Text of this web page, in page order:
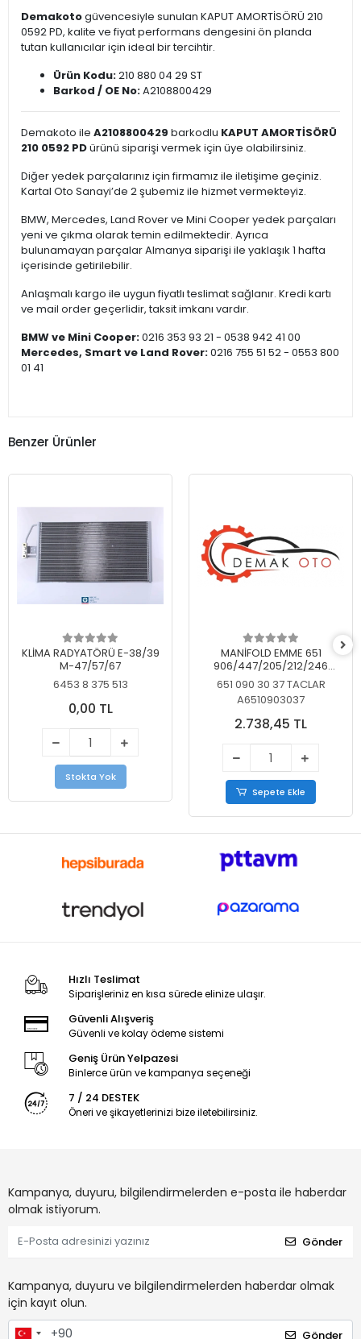
Demakotogüvencesiyle sunulan KAPUT AMORTİSÖRÜ 210
0592 PD, kalite ve fiyat performans dengesini ön planda
tutan kullanıcılar için ideal bir tercihtir.
Ürün Kodu:210 880 04 29 ST
Barkod / OE No:A2108800429
Demakoto ile A2108800429 barkodlu KAPUT AMORTİSÖRÜ
210 0592 PDürünü siparişi vermek için üye olabilirsiniz.
Diğer yedek parçalarınız için firmamız ile iletişime geçiniz.
Kartal Oto Sanayi’de 2 şubemiz ile hizmet vermekteyiz.
BMW, Mercedes, Land Rover ve Mini Cooper yedek parçaları
yeni ve çıkma olarak temin edilmektedir. Ayrıca
bulunamayan parçalar Almanya siparişi ile yaklaşık 1 hafta
içerisinde getirilebilir.
Anlaşmalı kargo ile uygun fiyatlı teslimat sağlanır. Kredi kartı
ve mail order geçerlidir, taksit imkanı vardır.
BMW ve Mini Cooper:0216 353 93 21 - 0538 942 41 00
Mercedes, Smart ve Land Rover:0216 755 51 52 - 0553 800
01 41
Benzer Ürünler
KLİMA RADYATÖRÜ E-38/39
M-47/57/67
6453 8 375 513
0,00 TL
Stokta Yok
MANİFOLD EMME 651
906/447/205/212/246
KELEBEKSİZ
651 090 30 37 TACLAR
A6510903037
2.738,45 TL
Sepete Ekle
Hızlı Teslimat
Siparişleriniz en kısa sürede elinize ulaşır.
Güvenli Alışveriş
Güvenli ve kolay ödeme sistemi
Geniş Ürün Yelpazesi
Binlerce ürün ve kampanya seçeneği
7 / 24 DESTEK
Öneri ve şikayetlerinizi bize iletebilirsiniz.
Kampanya, duyuru, bilgilendirmelerden e-posta ile haberdar
olmak istiyorum.
Gönder
Kampanya, duyuru ve bilgilendirmelerden haberdar olmak
için kayıt olun.
Gönder